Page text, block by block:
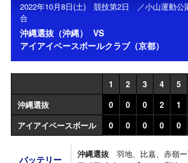
2022年10月8日(土) 競技第2日 ／小山運動
合
沖縄選抜（沖縄）
VS
アイアイベースボールクラブ（京都）
1 2 3 4 5
沖縄選抜
0 0 0 2 1
アイアイベースボール
0 0 0 0 0
バッテリー 沖縄選抜
羽地、比嘉、赤嶺